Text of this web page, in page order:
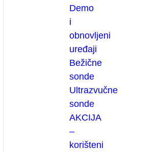
Demo
i
obnovljeni
uređaji
Bežične
sonde
Ultrazvučne
sonde
AKCIJA
–
korišteni